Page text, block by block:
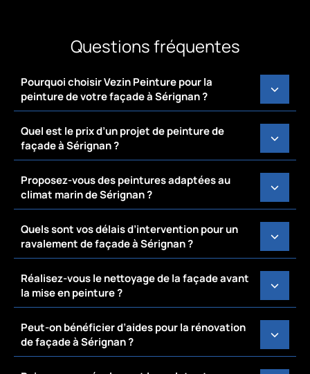
Questions fréquentes
Pourquoi choisir Vezin Peinture pour la
peinture de votre façade à Sérignan ?
Quel est le prix d’un projet de peinture de
façade à Sérignan ?
Proposez-vous des peintures adaptées au
climat marin de Sérignan ?
Quels sont vos délais d’intervention pour un
ravalement de façade à Sérignan ?
Réalisez-vous le nettoyage de la façade avant
la mise en peinture ?
Peut-on bénéficier d’aides pour la rénovation
de façade à Sérignan ?